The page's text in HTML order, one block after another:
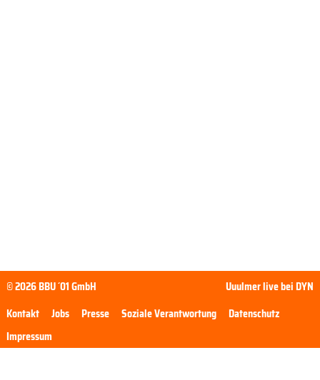
© 2026 BBU ´01 GmbH
Uuulmer live bei DYN
Kontakt
Jobs Presse Soziale Verantwortung
Datenschutz
Impressum